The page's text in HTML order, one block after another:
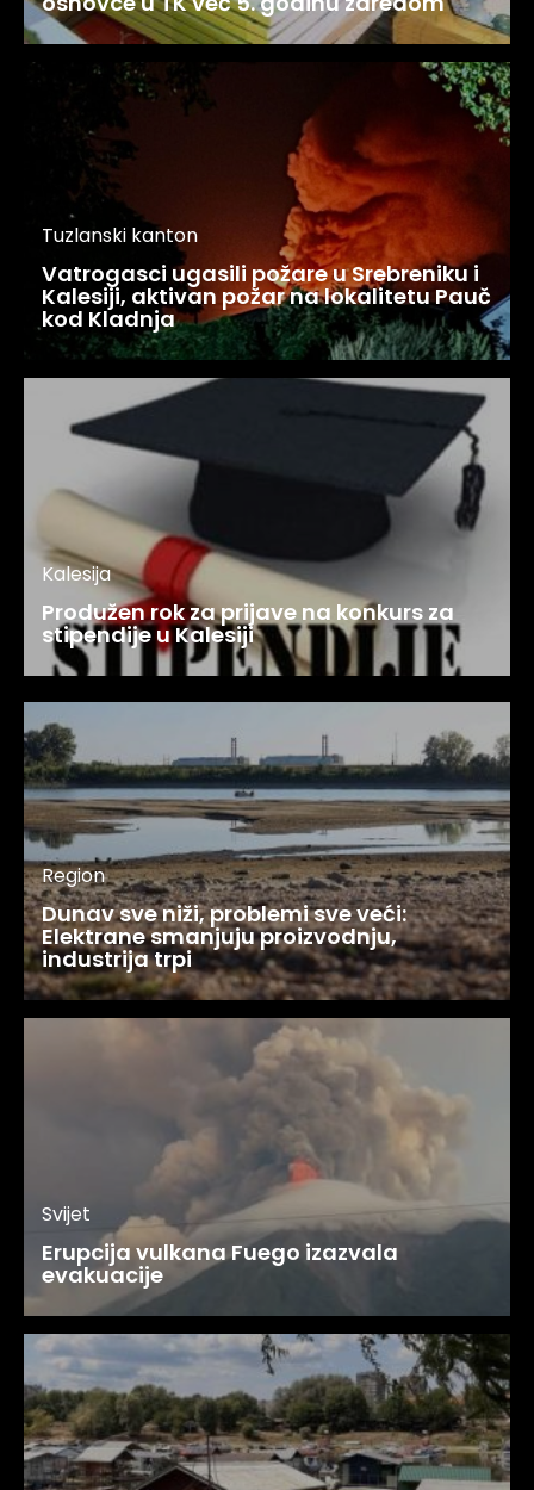
Tuzlanski kanton
Vatrogasci ugasili požare u Srebreniku i
Kalesiji, aktivan požar na lokalitetu Pauč
kod Kladnja
Kalesija
Produžen rok za prijave na konkurs za
stipendije u Kalesiji
Region
Dunav sve niži, problemi sve veći:
Elektrane smanjuju proizvodnju,
industrija trpi
Svijet
Erupcija vulkana Fuego izazvala
evakuacije